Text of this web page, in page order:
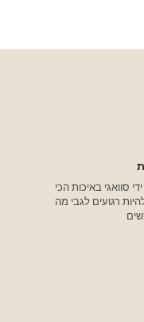
סוואגי באיכות הכי
רגועים לגבי מה